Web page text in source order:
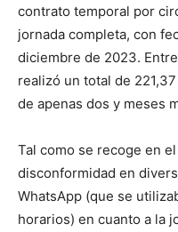
contrato temporal por
jornada completa, con
diciembre de 2023.
realizó un total de
de apenas dos y meses
Tal como se recoge en
disconformidad en
WhatsApp (que se
horarios) en cuanto a la